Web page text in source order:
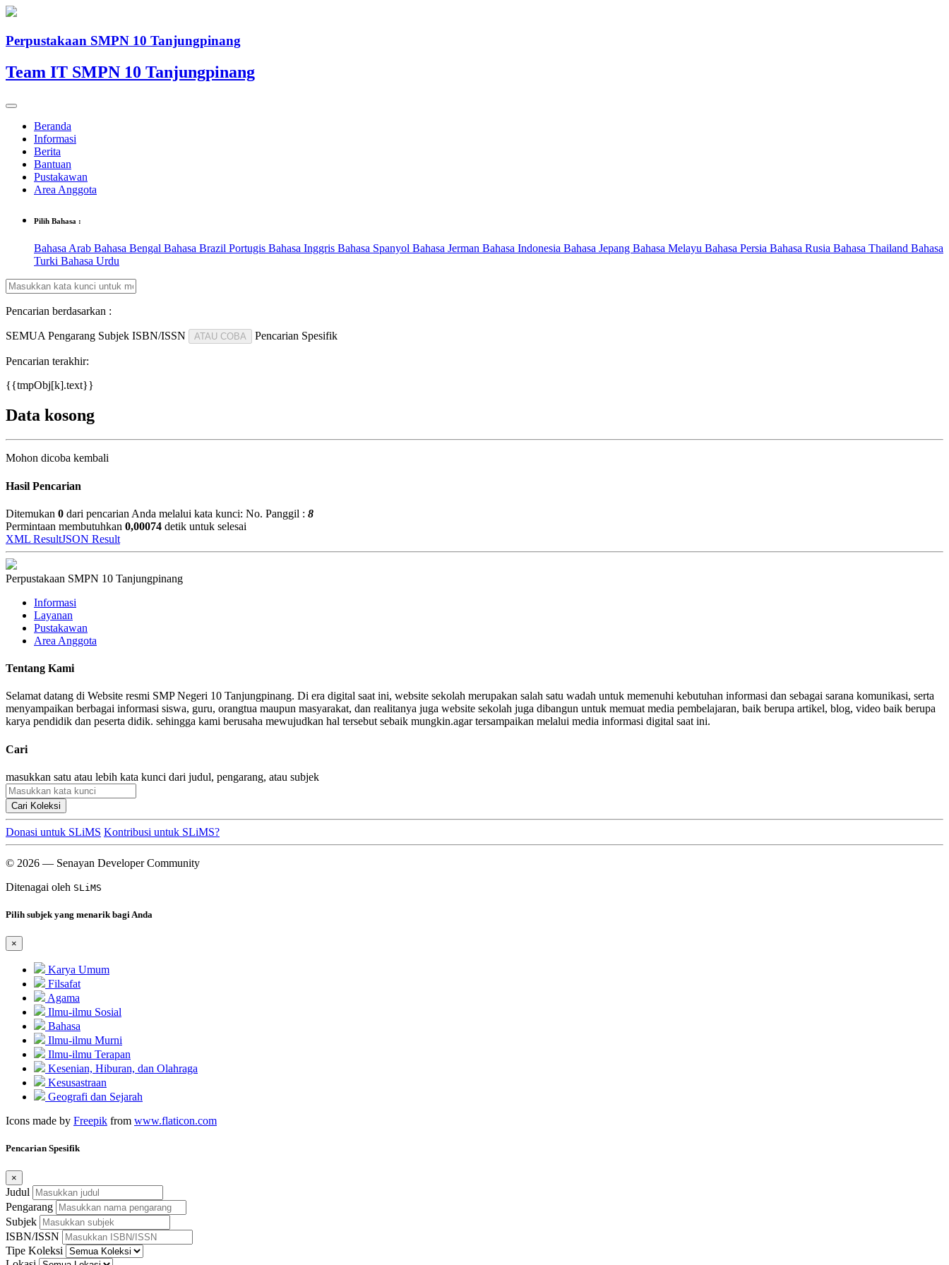
Perpustakaan SMPN 10 Tanjungpinang
Team IT SMPN 10 Tanjungpinang
Beranda
Informasi
Berita
Bantuan
Pustakawan
Area Anggota
Pilih Bahasa :
Bahasa Arab Bahasa Bengal Bahasa Brazil Portugis Bahasa Inggris Bahasa Spanyol Bahasa Jerman Bahasa Indonesia Bahasa Jepang Bahasa Melayu Bahasa Persia Bahasa Rusia Bahasa Thailand Bahasa
Turki Bahasa Urdu
Pencarian berdasarkan :
SEMUA Pengarang Subjek ISBN/ISSN ATAU COBA Pencarian Spesifik
Pencarian terakhir:
{{tmpObj[k].text}}
Data kosong
Mohon dicoba kembali
Hasil Pencarian
Ditemukan 0 dari pencarian Anda melalui kata kunci: No. Panggil : 8
Permintaan membutuhkan 0,00074 detik untuk selesai
XML ResultJSON Result
Perpustakaan SMPN 10 Tanjungpinang
Informasi
Layanan
Pustakawan
Area Anggota
Tentang Kami
Selamat datang di Website resmi SMP Negeri 10 Tanjungpinang. Di era digital saat ini, website sekolah merupakan salah satu wadah untuk memenuhi kebutuhan informasi dan sebagai sarana komunikasi, serta
menyampaikan berbagai informasi siswa, guru, orangtua maupun masyarakat, dan realitanya juga website sekolah juga dibangun untuk memuat media pembelajaran, baik berupa artikel, blog, video baik berupa
karya pendidik dan peserta didik. sehingga kami berusaha mewujudkan hal tersebut sebaik mungkin.agar tersampaikan melalui media informasi digital saat ini.
Cari
masukkan satu atau lebih kata kunci dari judul, pengarang, atau subjek
Cari Koleksi
Donasi untuk SLiMS Kontribusi untuk SLiMS?
© 2026 — Senayan Developer Community
Ditenagai oleh SLiMS
Pilih subjek yang menarik bagi Anda
×
Karya Umum
Filsafat
Agama
Ilmu-ilmu Sosial
Bahasa
Ilmu-ilmu Murni
Ilmu-ilmu Terapan
Kesenian, Hiburan, dan Olahraga
Kesusastraan
Geografi dan Sejarah
Icons made by Freepik from www.flaticon.com
Pencarian Spesifik
×
Judul
Pengarang
Subjek
ISBN/ISSN
Tipe Koleksi